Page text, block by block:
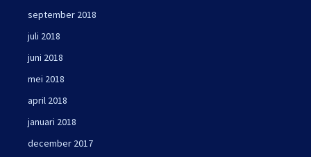
september 2018
juli 2018
juni 2018
mei 2018
april 2018
januari 2018
december 2017